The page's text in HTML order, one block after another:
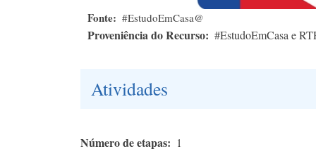
Fonte #EstudoEmCasa@
Proveniência do Recurso #EstudoEmCasa e
Atividades
Número de etapas 1